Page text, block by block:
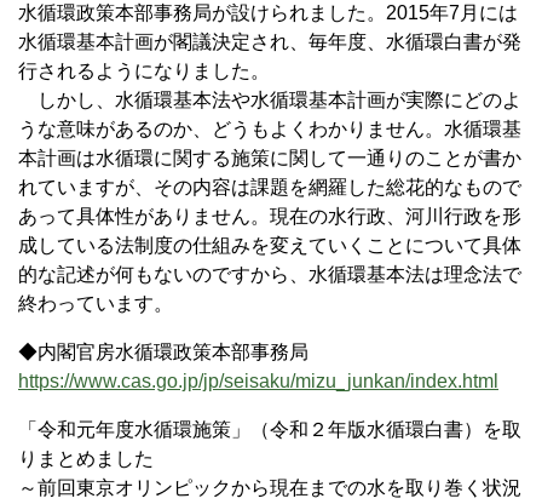
水循環政策本部事務局が設けられました。2015年7月には
水循環基本計画が閣議決定され、毎年度、水循環白書が発
行されるようになりました。
しかし、水循環基本法や水循環基本計画が実際にどのよ
うな意味があるのか、どうもよくわかりません。水循環基
本計画は水循環に関する施策に関して一通りのことが書か
れていますが、その内容は課題を網羅した総花的なもので
あって具体性がありません。現在の水行政、河川行政を形
成している法制度の仕組みを変えていくことについて具体
的な記述が何もないのですから、水循環基本法は理念法で
終わっています。
◆内閣官房水循環政策本部事務局
https://www.cas.go.jp/jp/seisaku/mizu_junkan/index.html
「令和元年度水循環施策」（令和２年版水循環白書）を取
りまとめました
～前回東京オリンピックから現在までの水を取り巻く状況